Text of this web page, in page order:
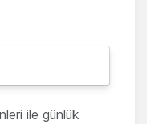
ile günlük